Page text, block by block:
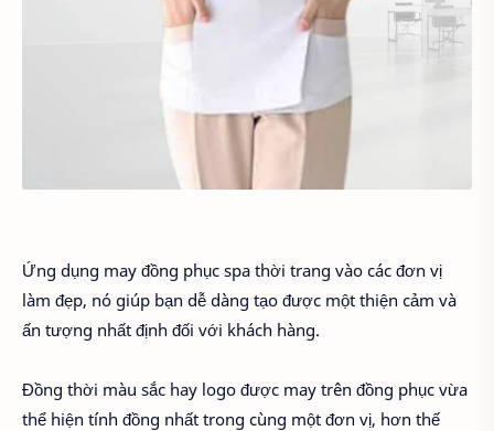
Ứng dụng may đồng phục spa thời trang vào các đơn vị
làm đẹp, nó giúp bạn dễ dàng tạo được một thiện cảm và
ấn tượng nhất định đối với khách hàng.
Đồng thời màu sắc hay logo được may trên đồng phục vừa
thể hiện tính đồng nhất trong cùng một đơn vị, hơn thế